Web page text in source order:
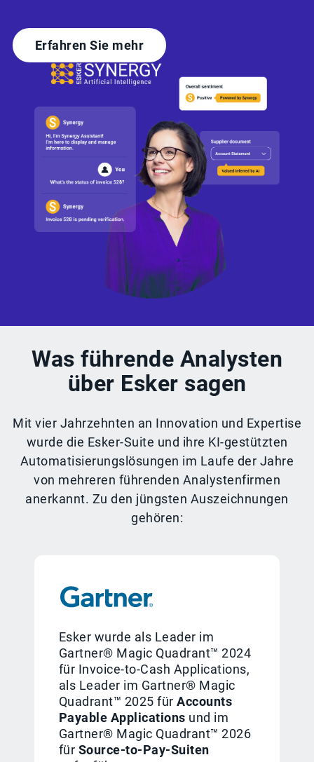
Erfahren Sie mehr
Was führende Analysten
über Esker sagen
Mit vier Jahrzehnten an Innovation und Expertise
wurde die Esker-Suite und ihre KI-gestützten
Automatisierungslösungen im Laufe der Jahre
von mehreren führenden Analystenfirmen
anerkannt. Zu den jüngsten Auszeichnungen
gehören:
Esker wurde als Leader im
Gartner® Magic Quadrant™ 2024
für Invoice-to-Cash Applications,
als Leader im Gartner® Magic
Quadrant™ 2025 fürAccounts
Payable Applications und im
Gartner® Magic Quadrant™ 2026
für Source-to-Pay-Suiten